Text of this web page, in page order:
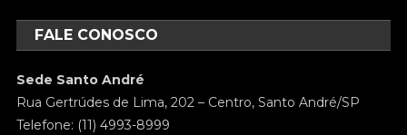
FALE CONOSCO
Sede Santo André
Rua Gertrúdes de Lima, 202 – Centro, Santo André/SP
Telefone: (11) 4993-8999